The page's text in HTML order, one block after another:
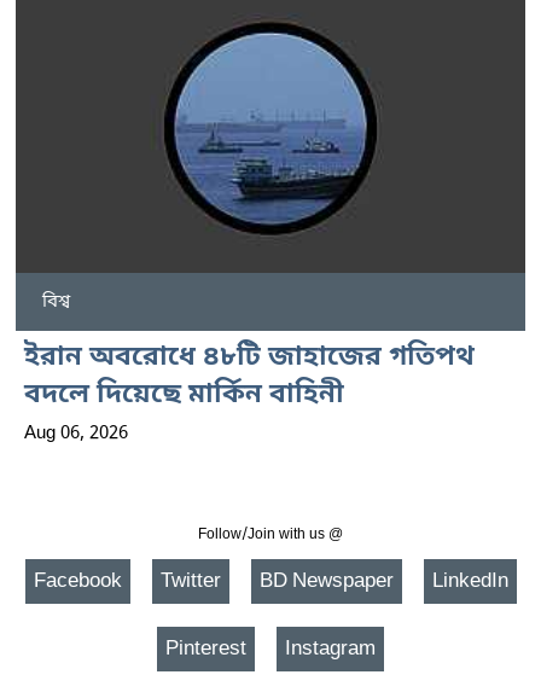
বিশ্ব
ইরান অবরোধে ৪৮টি জাহাজের গতিপথ
বদলে দিয়েছে মার্কিন বাহিনী
Aug 06, 2026
Follow/Join with us @
Facebook Twitter BD Newspaper LinkedIn
Pinterest Instagram